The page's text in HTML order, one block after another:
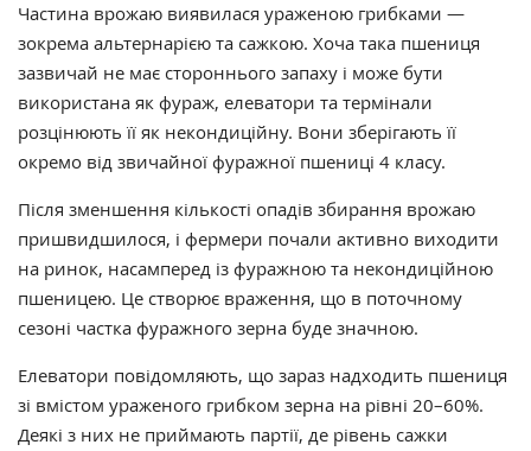
Частина врожаю виявилася ураженою грибками —
зокрема альтернарією та сажкою. Хоча така пшениця
зазвичай не має стороннього запаху і може бути
використана як фураж, елеватори та термінали
розцінюють її як некондиційну. Вони зберігають її
окремо від звичайної фуражної пшениці 4 класу.
Після зменшення кількості опадів збирання врожаю
пришвидшилося, і фермери почали активно виходити
на ринок, насамперед із фуражною та некондиційною
пшеницею. Це створює враження, що в поточному
сезоні частка фуражного зерна буде значною.
Елеватори повідомляють, що зараз надходить пшениця
зі вмістом ураженого грибком зерна на рівні 20–60%.
Деякі з них не приймають партії, де рівень сажки